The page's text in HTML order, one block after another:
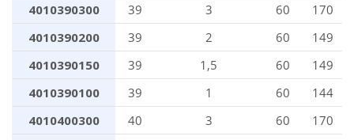
4010390300
39 3 60
170
4010390200
39 2 60
149
4010390150
39 1,5 60
149
4010390100
39 1 60
144
4010400300
40 3 60
170